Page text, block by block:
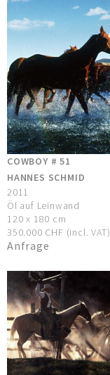
COWBOY # 51
HANNES SCHMID
2011
Öl auf Leinwand
120 x 180 cm
350.000 CHF (incl. VAT)
Anfrage